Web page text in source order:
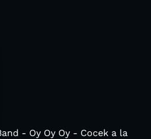
- Oy Oy Oy - Cocek a la